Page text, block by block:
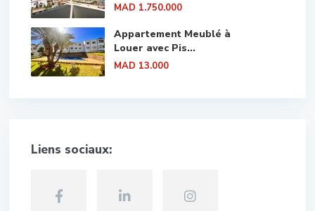
MAD 1.750.000
Appartement Meublé à
Louer avec Pis...
MAD 13.000
Liens sociaux: